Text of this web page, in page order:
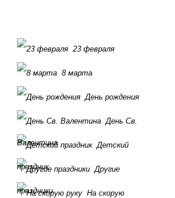
23 февраля
8 марта
День рождения
День Св.
Валентина Детский
праздник Другие
праздники На скорую